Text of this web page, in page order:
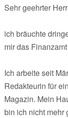
Sehr geehrter
ich bräuchte
mir das
Ich arbeite seit
Redakteurin für
Magazin. Mein
bin ich nicht mehr